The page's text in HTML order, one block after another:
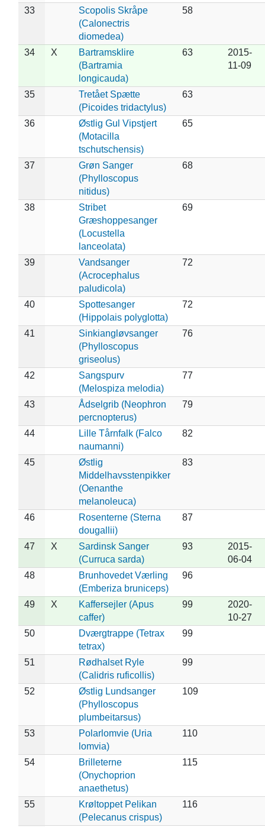
33
Scopolis Skråpe
(Calonectris
diomedea)
58
34 X
Bartramsklire
(Bartramia
longicauda)
63
2015-
11-09
35
Tretået Spætte
(Picoides tridactylus)
63
36
Østlig Gul Vipstjert
(Motacilla
tschutschensis)
65
37
Grøn Sanger
(Phylloscopus
nitidus)
68
38
Stribet
Græshoppesanger
(Locustella
lanceolata)
69
39
Vandsanger
(Acrocephalus
paludicola)
72
40
Spottesanger
(Hippolais polyglotta)
72
41
Sinkiangløvsanger
(Phylloscopus
griseolus)
76
42
Sangspurv
(Melospiza melodia)
77
43
Ådselgrib (Neophron
percnopterus)
79
44
Lille Tårnfalk (Falco
naumanni)
82
45
Østlig
Middelhavsstenpikker
(Oenanthe
melanoleuca)
83
46
Rosenterne (Sterna
dougallii)
87
47 X
Sardinsk Sanger
(Curruca sarda)
93
2015-
06-04
48
Brunhovedet Værling
(Emberiza bruniceps)
96
49 X
Kaffersejler (Apus
caffer)
99
2020-
10-27
50
Dværgtrappe (Tetrax
tetrax)
99
51
Rødhalset Ryle
(Calidris ruficollis)
99
52
Østlig Lundsanger
(Phylloscopus
plumbeitarsus)
109
53
Polarlomvie (Uria
lomvia)
110
54
Brilleterne
(Onychoprion
anaethetus)
115
55
Krøltoppet Pelikan
(Pelecanus crispus)
116